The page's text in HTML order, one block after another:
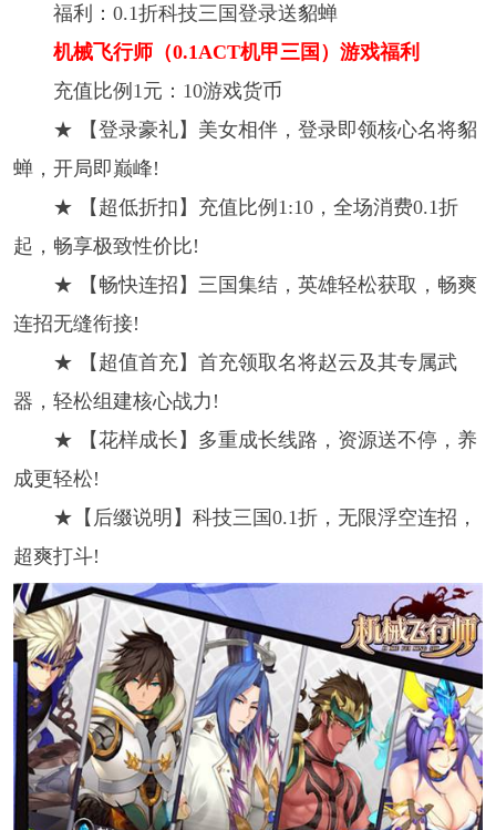
福利：0.1折科技三国登录送貂蝉
机械飞行师（0.1ACT机甲三国）游戏福利
充值比例1元：10游戏货币
★ 【登录豪礼】美女相伴，登录即领核心名将貂
蝉，开局即巅峰!
★ 【超低折扣】充值比例1:10，全场消费0.1折
起，畅享极致性价比!
★ 【畅快连招】三国集结，英雄轻松获取，畅爽
连招无缝衔接!
★ 【超值首充】首充领取名将赵云及其专属武
器，轻松组建核心战力!
★ 【花样成长】多重成长线路，资源送不停，养
成更轻松!
★【后缀说明】科技三国0.1折，无限浮空连招，
超爽打斗!